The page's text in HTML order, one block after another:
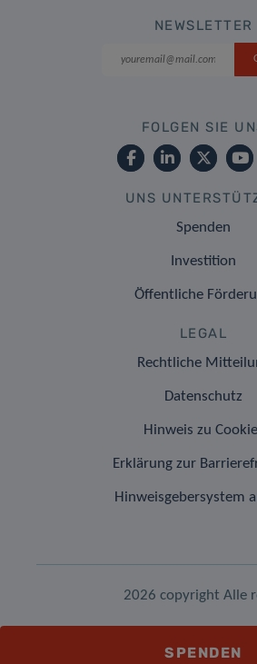
NEWSLETTER
FOLGEN SIE
UNS
Spenden
Investition
Öffentliche
LEGAL
Rechtliche
Datenschutz
Hinweis zu
Erklärung zur
Hinweisgebersystem
2026 copyright Alle
SPENDEN